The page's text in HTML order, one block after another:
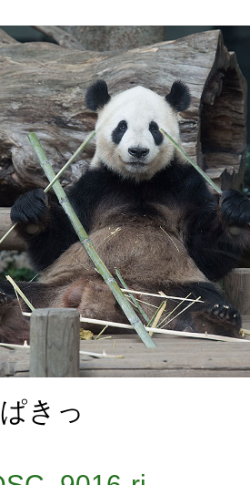
ぱきっ